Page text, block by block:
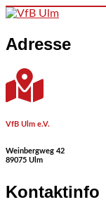
Skip to content
Adresse
VfB Ulm e.V.
Weinbergweg 42
89075 Ulm
Kontaktinfo